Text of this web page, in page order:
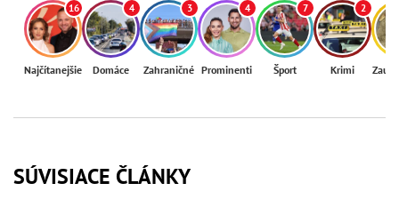
16
Najčítanejšie
4
Domáce
3
Zahraničné
4
Prominenti
7
Šport
2
Krimi
SÚVISIACE ČLÁNKY